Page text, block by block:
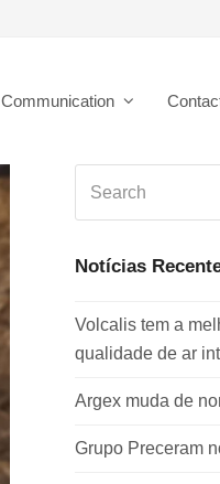
Communication
Notícias
Volcalis tem a
qualidade de ar
Argex muda de
Grupo Preceram